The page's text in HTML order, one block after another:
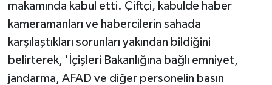
makamında kabul etti. Çiftçi, kabulde haber
kameramanları ve habercilerin sahada
karşılaştıkları sorunları yakından bildiğini
belirterek, 'İçişleri Bakanlığına bağlı emniyet,
jandarma, AFAD ve diğer personelin basın